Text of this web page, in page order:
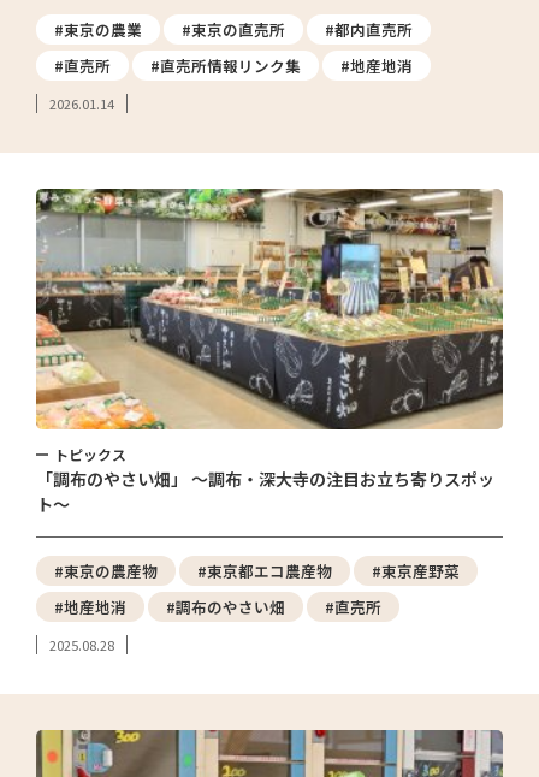
#東京の農業 #東京の直売所
#都内直売所
#直売所
#直売所情報リンク集 #地産地消
2026.01.14
トピックス
「調布のやさい畑」 ～調布・深大寺の注目お立ち寄りスポッ
ト～
#東京の農産物 #東京都エコ農産物
#東京産野菜
#地産地消
#調布のやさい畑 #直売所
2025.08.28